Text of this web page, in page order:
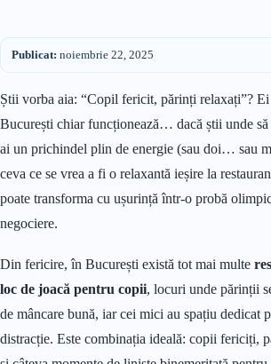
Publicat: noiembrie 22, 2025
Știi vorba aia: “Copil fericit, părinți relaxați”?
București chiar funcționează… dacă știi unde
ai un prichindel plin de energie (sau doi… sau
ceva ce se vrea a fi o relaxantă ieșire la
poate transforma cu ușurință într-o probă
negociere.
Din fericire, în București există tot mai multe
loc de joacă pentru copii, locuri unde părinții
de mâncare bună, iar cei mici au spațiu dedicat
distracție. Este combinația ideală: copii fericiți,